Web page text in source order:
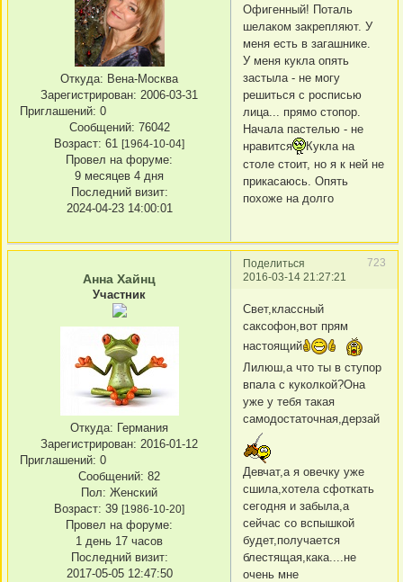
Откуда: Вена-Москва
Зарегистрирован: 2006-03-31
Приглашений: 0
Сообщений: 76042
Возраст: 61 [1964-10-04]
Провел на форуме:
9 месяцев 4 дня
Последний визит:
2024-04-23 14:00:01
Офигенный! Поталь
шелаком закрепляют. У
меня есть в загашнике.
У меня кукла опять
застыла - не могу
решиться с росписью
лица... прямо стопор.
Начала пастелью - не
нравится
Кукла на
столе стоит, но я к ней не
прикасаюсь. Опять
похоже на долго
Поделиться
723
2016-03-14 21:27:21
Анна Хайнц
Участник
Откуда: Германия
Зарегистрирован: 2016-01-12
Приглашений: 0
Сообщений: 82
Пол: Женский
Возраст: 39 [1986-10-20]
Провел на форуме:
1 день 17 часов
Последний визит:
2017-05-05 12:47:50
Свет,классный
саксофон,вот прям
настоящий
Лилюш,а что ты в ступор
впала с куколкой?Она
уже у тебя такая
самодостаточная,дерзай
Девчат,а я овечку уже
сшила,хотела сфоткать
сегодня и забыла,а
сейчас со вспышкой
будет,получается
блестящая,кака....не
очень мне